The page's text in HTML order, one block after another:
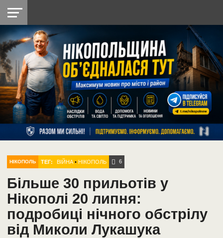
НІКОПОЛЬ
РАЙОН
СІЧЕСЛАВСЬКА
УКРАЇНА
РЕТРО
НІКОПОЛЬ
ЛАЙТ
УКРАЇНА
ДОПОМОГА
РАДІО
НІКОПОЛЬ ТЕГ: ВІЙНА •НІКОПОЛЬ 6
Більше 30 прильотів у
Нікополі 20 липня:
подробиці нічного обстрілу
від Миколи Лукашука